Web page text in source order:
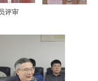
评审